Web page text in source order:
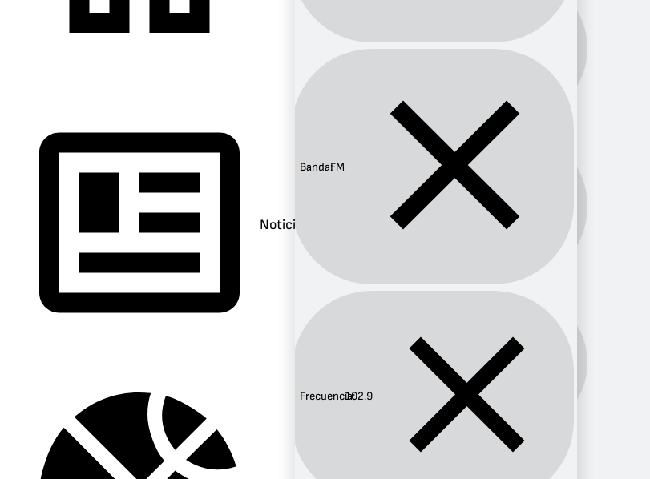
Noticias
Género:Público
Banda:
FM
Frecuencia:
102.9
Banda:FM
Frecuencia:102.9